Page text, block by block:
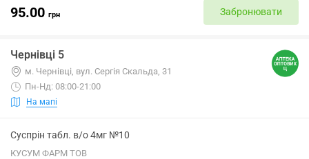
95.00 грн Забронювати
Чернівці 5
м. Чернівці, вул. Сергія Скальда, 31
Пн-Нд: 08:00-21:00
На мапі
Суспрін табл. в/о 4мг №10
КУСУМ ФАРМ ТОВ